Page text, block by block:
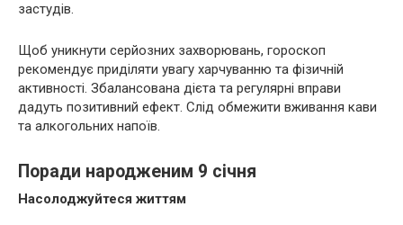
застудів.
Щоб уникнути серйозних захворювань, гороскоп
рекомендує приділяти увагу харчуванню та фізичній
активності. Збалансована дієта та регулярні вправи
дадуть позитивний ефект. Слід обмежити вживання кави
та алкогольних напоїв.
Поради народженим 9 січня
Насолоджуйтеся життям